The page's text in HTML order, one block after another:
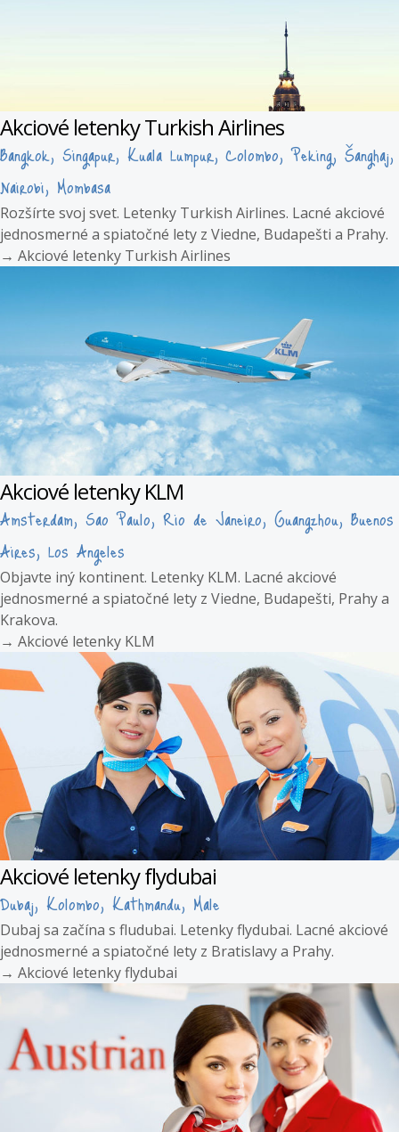
Akciové letenky Turkish Airlines
Bangkok, Singapur, Kuala Lumpur, Colombo, Peking, Šanghaj,
Nairobi, Mombasa
Rozšírte svoj svet. Letenky Turkish Airlines. Lacné akciové
jednosmerné a spiatočné lety z Viedne, Budapešti a Prahy.
→ Akciové letenky Turkish Airlines
Akciové letenky KLM
Amsterdam, Sao Paulo, Rio de Janeiro, Guangzhou, Buenos
Aires, Los Angeles
Objavte iný kontinent. Letenky KLM. Lacné akciové
jednosmerné a spiatočné lety z Viedne, Budapešti, Prahy a
Krakova.
→ Akciové letenky KLM
Akciové letenky flydubai
Dubaj, Kolombo, Kathmandu, Male
Dubaj sa začína s fludubai. Letenky flydubai. Lacné akciové
jednosmerné a spiatočné lety z Bratislavy a Prahy.
→ Akciové letenky flydubai